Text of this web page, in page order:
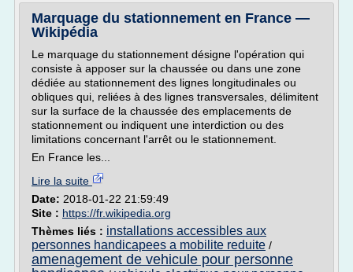
Marquage du stationnement en France —
Wikipédia
Le marquage du stationnement désigne l'opération qui
consiste à apposer sur la chaussée ou dans une zone
dédiée au stationnement des lignes longitudinales ou
obliques qui, reliées à des lignes transversales, délimitent
sur la surface de la chaussée des emplacements de
stationnement ou indiquent une interdiction ou des
limitations concernant l'arrêt ou le stationnement.
En France les...
Lire la suite
Date: 2018-01-22 21:59:49
Site : https://fr.wikipedia.org
Thèmes liés : installations accessibles aux
personnes handicapees a mobilite reduite /
amenagement de vehicule pour personne